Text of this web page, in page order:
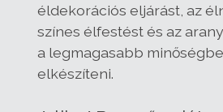
éldekorációs eljárást, az
színes élfestést és az
a legmagasabb
elkészíteni.